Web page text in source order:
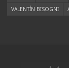
VALENTÍN BISOGNI